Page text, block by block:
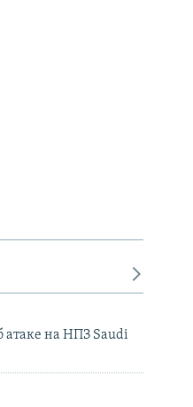
атаке на НПЗ Saudi